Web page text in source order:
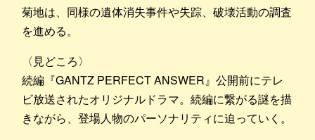
菊地は、同様の遺体消失事件や失踪、破壊活動の調査
を進める。
〈見どころ〉
続編『GANTZ PERFECT ANSWER』公開前にテレ
ビ放送されたオリジナルドラマ。続編に繋がる謎を描
きながら、登場人物のパーソナリティに迫っていく。